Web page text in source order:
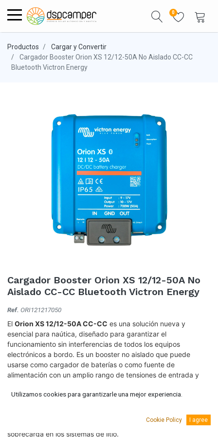
0
Productos
Cargar y Convertir
Cargador Booster Orion XS 12/12-50A No Aislado CC-CC
Bluetooth Victron Energy
Cargador Booster Orion XS 12/12-50A No
Aislado CC-CC Bluetooth Victron Energy
Ref. ORI121217050
El Orion XS 12/12-50A CC-CC es una solución nueva y
esencial para naútica, diseñado para garantizar el
funcionamiento sin interferencias de todos los equipos
electrónicos a bordo. Es un booster no aislado que puede
usarse como cargador de baterías o como fuente de
alimentación con un amplio rango de tensiones de entrada y
alargará la vida de la batería cargándola correctamente. La
carga controlada también protege al alternador de la
sobrecarga en los sistemas de litio.
Utilizamos cookies para garantizarle una mejor experiencia.
Cookie Policy I agree